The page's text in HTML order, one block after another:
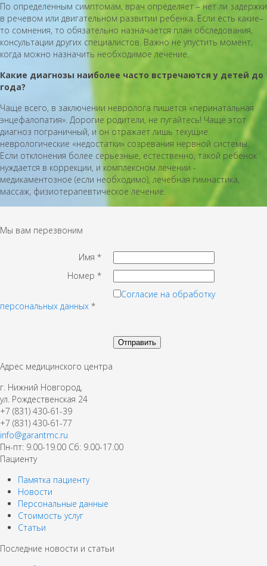
По определенным симптомам, врач определяет – нет ли задержки
в речевом или двигательном развитии ребенка. Если есть какие–
то сомнения, то обязательно назначается план обследования,
консультации других специалистов. Важно не упустить момент,
когда можно назначить необходимое лечение.
Какие диагнозы наиболее часто встречаются у детей до
года?
Чаще всего, в заключении невролога пишется «перинатальная
энцефалопатия». Дорогие родители, не пугайтесь! Чаще этот
диагноз пограничный, и он отражает лишь текущие
неврологические «недостатки» созревания нервной системы.
Если отклонения более серьезные, естественно, такой ребенок
нуждается в коррекции, и комплексном лечении -
медикаментозное (если необходимо), лечебная гимнастика,
массаж, физиотерапевтическое лечение.
Мы вам перезвоним
Имя*
Номер*
Согласие на обработку
персональных данных *
Адрес медицинского центра
г. Нижний Новгород,
ул. Рождественская 24
+7 (831) 430-61-39
+7 (831) 430-61-77
info@garantmc.ru
Пн-пт: 9.00-19.00 Сб: 9.00-17.00
Пациенту
Памятка пациенту
Новости
Персональные данные
Стоимость услуг
Статьи
Последние новости и статьи